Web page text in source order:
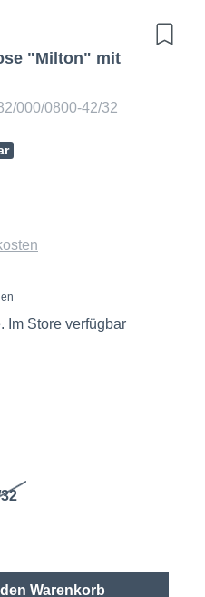
"Milton" mit
000/0800-42/32
von 5 Sternen
Im Store verfügbar
den Warenkorb